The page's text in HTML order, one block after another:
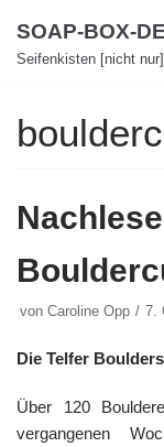
Zum
Inhalt
SOAP-BOX-
Seifenkisten [nicht nur]
von Caroline Opp 7.
Die Telfer
Über 120
vergangenen